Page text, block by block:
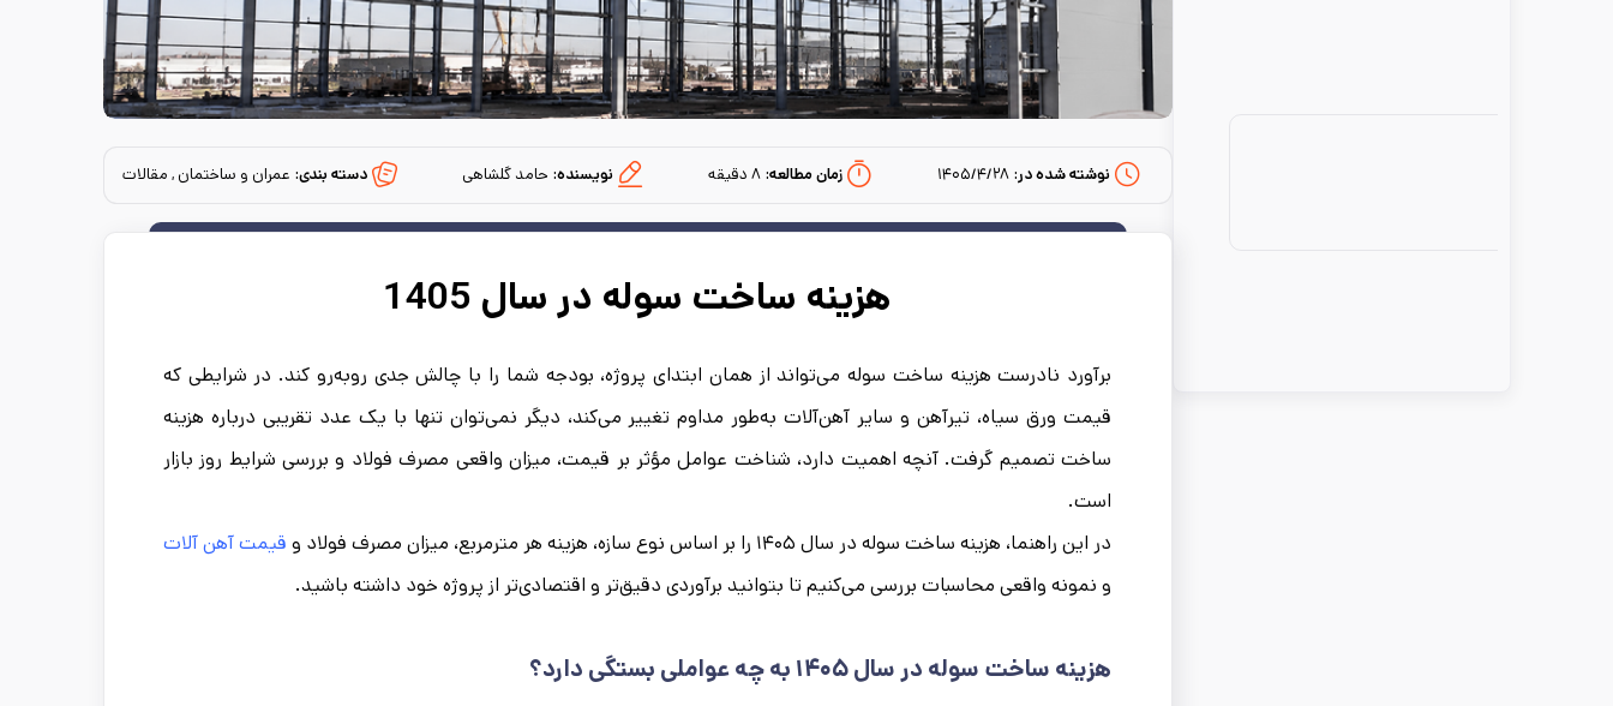
نوشته شده در: ۱۴۰۵/۴/۲۸ زمان مطالعه:‌ ۸دقیقه نویسنده: حامد گلشاهی دسته بندی: عمران و ساختمان , مقالات
هزینه ساخت سوله در سال 1405
برآورد نادرست هزینه ساخت سوله می‌تواند از همان ابتدای پروژه، بودجه شما را با چالش جدی روبه‌رو کند. در شرایطی که
قیمت ورق سیاه، تیرآهن و سایر آهن‌آلات به‌طور مداوم تغییر می‌کند، دیگر نمی‌توان تنها با یک عدد تقریبی درباره هزینه
ساخت تصمیم گرفت. آنچه اهمیت دارد، شناخت عوامل مؤثر بر قیمت، میزان واقعی مصرف فولاد و بررسی شرایط روز بازار
است.
در این راهنما، هزینه ساخت سوله در سال ۱۴۰۵ را بر اساس نوع سازه، هزینه هر مترمربع، میزان مصرف فولاد و
قیمت آهن آلات
و نمونه واقعی محاسبات بررسی می‌کنیم تا بتوانید برآوردی دقیق‌تر و اقتصادی‌تر از پروژه خود داشته باشید.
هزینه ساخت سوله در سال۱۴۰۵ به چه عواملی بستگی دارد؟